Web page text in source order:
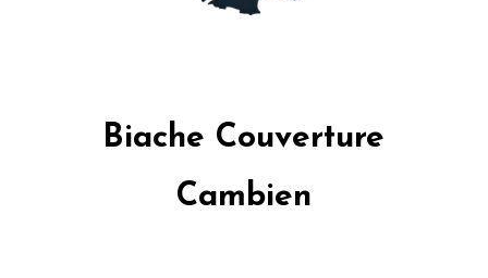
Biache Couverture
Cambien